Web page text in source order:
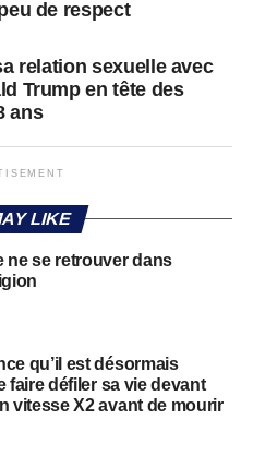
de respect
relation sexuelle avec
Trump en tête des
ans
LIKE
ne se retrouver dans
qu’il est désormais
faire défiler sa vie devant
vitesse X2 avant de mourir